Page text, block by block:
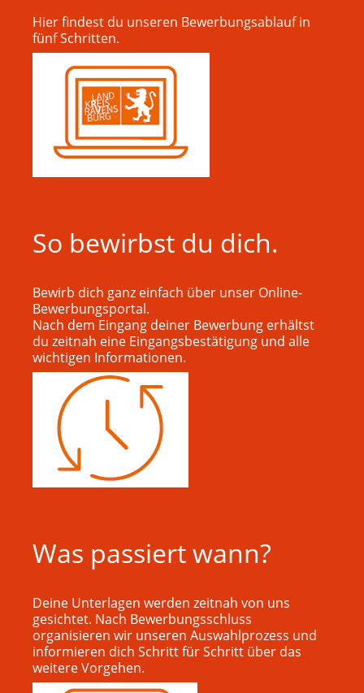
Hier findest du unseren Bewerbungsablauf in
fünf Schritten.
So bewirbst du dich.
Bewirb dich ganz einfach über unser Online-
Bewerbungsportal.
Nach dem Eingang deiner Bewerbung erhältst
du zeitnah eine Eingangsbestätigung und alle
wichtigen Informationen.
Was passiert wann?
Deine Unterlagen werden zeitnah von uns
gesichtet. Nach Bewerbungsschluss
organisieren wir unseren Auswahlprozess und
informieren dich Schritt für Schritt über das
weitere Vorgehen.